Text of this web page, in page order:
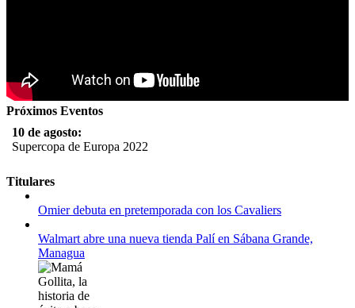
Próximos Eventos
10 de agosto:
Supercopa de Europa 2022
11 al 21 de agosto:
Campeonato Europeo de Natación 2022
12 de agosto:
Empieza La Liga 2022-2023
Titulares
Omier debuta en pretemporada con los Cavaliers
Walmart abre una nueva tienda Palí en Sábana Grande,
Managua